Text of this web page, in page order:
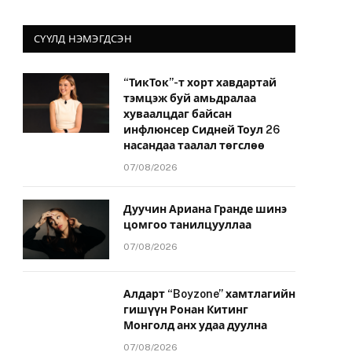
СҮҮЛД НЭМЭГДСЭН
“ТикТок”-т хорт хавдартай
тэмцэж буй амьдралаа
хуваалцдаг байсан
инфлюнсер Сидней Тоул 26
насандаа таалал төгслөө
07/08/2026
Дуучин Ариана Гранде шинэ
цомгоо танилцууллаа
07/08/2026
Алдарт “Boyzone” хамтлагийн
гишүүн Ронан Китинг
Монголд анх удаа дуулна
07/08/2026